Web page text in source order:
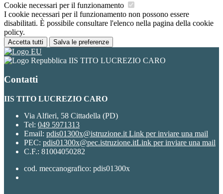
Cookie necessari per il funzionamento
I cookie necessari per il funzionamento non possono essere
disabilitati. È possibile consultare l'elenco nella pagina della cookie
policy.
Accetta tutti Salva le preferenze
IIS TITO LUCREZIO CARO
Contatti
IIS TITO LUCREZIO CARO
Via Alfieri, 58 Cittadella (PD)
Tel: 049 5971313
Email: pdis01300x@istruzione.it Link per inviare una mail
PEC: pdis01300x@pec.istruzione.itLink per inviare una mail
C.F.: 81004050282
cod. meccanografico: pdis01300x